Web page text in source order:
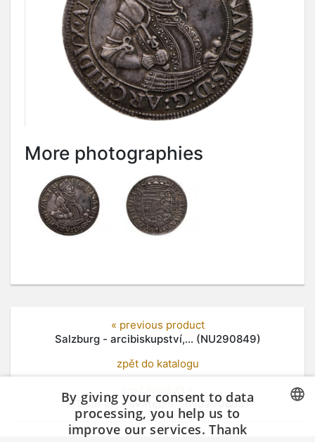
More photographies
« previous product
Salzburg - arcibiskupství,... (NU290849)
zpět do katalogu
2 Tolar b.l. - svatební... (NU290853)
By giving your consent to data
processing, you help us to
improve our services. Thank